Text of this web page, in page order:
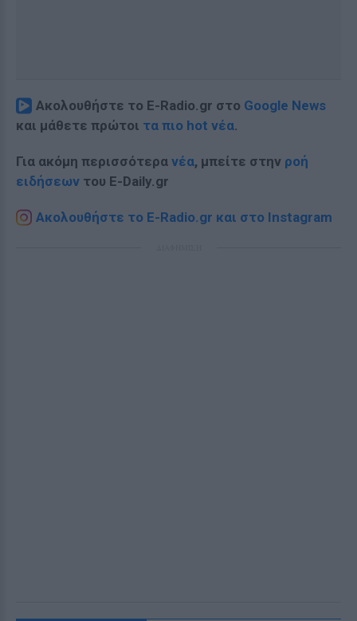
Ακολουθήστε το E-Radio.gr στο Google News
και μάθετε πρώτοι τα πιο hot νέα.
Για ακόμη περισσότερα νέα, μπείτε στην ροή
ειδήσεων του E-Daily.gr
Ακολουθήστε το E-Radio.gr και στο Instagram